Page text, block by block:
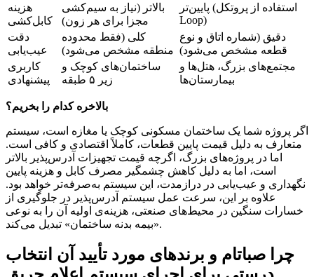
هزینه
کابل‌کشی
بالاتر (نیاز به سیم‌کشی
مجزا برای هر زون)
پایین‌تر (استفاده از پروتکل
Loop)
دقت
عیب‌یابی
کلی (فقط محدوده
منطقه مشخص می‌شود)
دقیق (شماره اتاق و نوع
قطعه مشخص می‌شود)
کاربری
پیشنهادی
ساختمان‌های کوچک و
زیر ۵ طبقه
مجتمع‌های بزرگ، هتل‌ها و
بیمارستان‌ها
بالاخره کدام را بخریم؟
اگر پروژه شما یک ساختمان مسکونی کوچک یا مغازه است، سیستم
متعارف به دلیل قیمت پایین قطعات، کاملاً اقتصادی و کافی است.
اما در پروژه‌های بزرگ، اگرچه قیمت تجهیزات آدرس‌پذیر بالاتر
است، اما به دلیل کاهش چشمگیر مصرف کابل و هزینه پایین
نگهداری و عیب‌یابی در درازمدت، این سیستم به‌صرفه‌تر خواهد بود.
علاوه بر این، سرعت عمل سیستم آدرس‌پذیر در جلوگیری از
خسارات سنگین در محیط‌های صنعتی، هزینه‌ی اولیه آن را به نوعی
«بیمه بدنه ساختمان» تبدیل می‌کند.
چرا صباتام و برندهای مورد تأیید آن انتخاب